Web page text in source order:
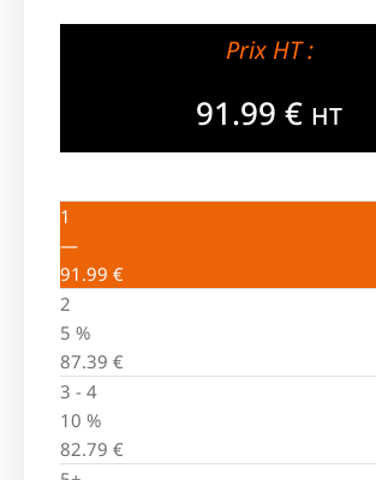
Prix HT :
91.99 € HT
1
—
91.99 €
2
5 %
87.39 €
3 - 4
10 %
82.79 €